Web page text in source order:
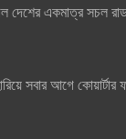
দেশের একমাত্র সচল
সবার আগে